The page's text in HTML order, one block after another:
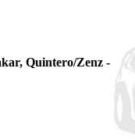
Quintero/Zenz -